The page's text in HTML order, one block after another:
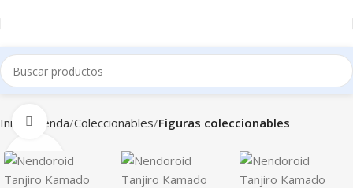
Inicio Tienda Coleccionables Figuras coleccionables
Clic para ampliar